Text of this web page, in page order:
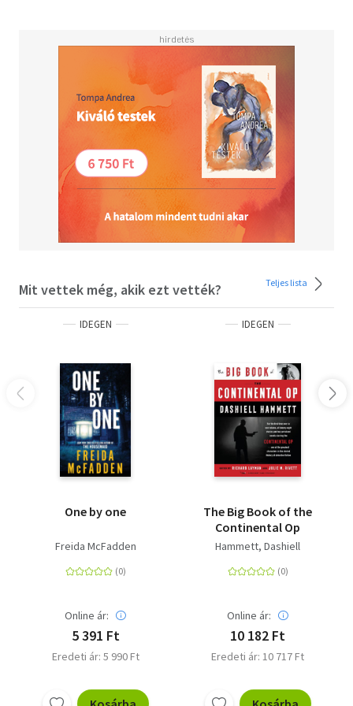
Mara's unputdownable new novel, Such a Nice Girl -
Should Have Been You! ***<BR><BR>'OMG what a book! I
love Andrea Mara books but this one is the best I've read!'
FIVE-STAR Reader Review<BR><BR>'Tense, gripping,
everything you expect from Andrea. Loved it!' FIVE-STAR
Reader Review<BR><BR>'The queen of the hook and twist
so be prepared....and enjoy!' FIVE-STAR Reader
Review<BR><BR>'Absolutely amazing! I loved, loved,
loved every second!' FIVE-STAR Reader Review<BR>
<BR>'Wow! This book is superb!! I...inhaled it in record
time!!' FIVE-STAR Reader Review<BR><BR>'The twists
and turns in this story are unreal...buckle up and enjoy the
absolutely phenomenal read.' FIVE-STAR Reader
Review<BR><BR>'Another 5 star book from Andrea Mara!
Review<BR><BR>'So many twists and turns and shocks, it
officially an Andrea Mara fan and addict. For any suspense
thriller fan this needs to be on your tbr.' FIVE-STAR Reader
Revie<BR><BR>Winner, Crime Novel of the Year at the
Irish Book Awards 2025
Mit vettek még, akik ezt vették? Teljes lista
IDEGEN
One by one
Freida McFadden
Online ár:
5 391 Ft
Eredeti ár: 5 990 Ft
IDEGEN
The Big Book of the
Continental Op
Hammett, Dashiell
Online ár:
10 182 Ft
Eredeti ár: 10 717 Ft